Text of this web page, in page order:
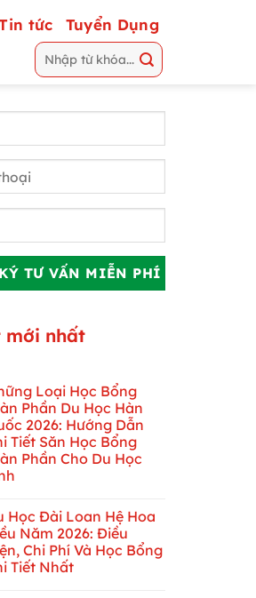
tức Tuyển Dụng
mới nhất
Loại Học Bổng
Phần Du Học Hàn
2026: Hướng Dẫn
Tiết Săn Học Bổng
Phần Cho Du Học
Học Đài Loan Hệ Hoa
Năm 2026: Điều
Chi Phí Và Học Bổng
Tiết Nhất